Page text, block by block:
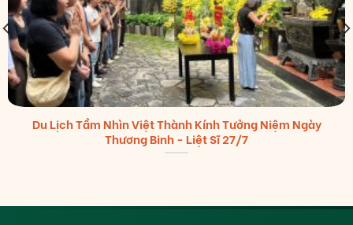
Du Lịch Tầm Nhìn Việt Thành Kính Tưởng Niệm Ngày
Thương Binh - Liệt Sĩ 27/7